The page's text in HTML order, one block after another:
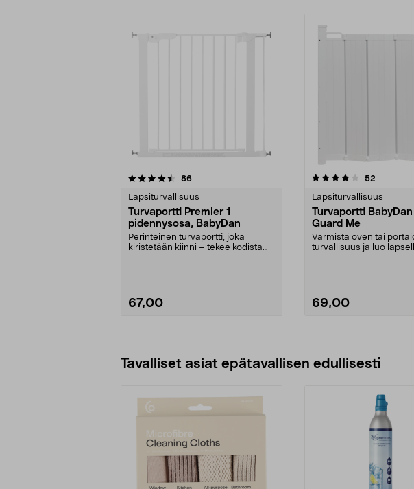
86arvostelut
Lapsiturvallisuus
Turvaportti Premier 1
pidennysosa, BabyDan
Perinteinen turvaportti, joka
kiristetään kiinni – tekee kodista
67,00
4.0viidestä
52
Lapsiturvallisuus
Turvaportti
Guard Me
Varmista oven tai
turvallisuus ja luo
69,00
Tavalliset asiat epätavallisen edullisesti